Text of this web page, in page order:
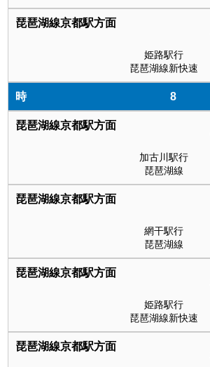
姫路駅行
琵琶湖線新快速
8
加古川駅行
琵琶湖線
網干駅行
琵琶湖線
姫路駅行
琵琶湖線新快速